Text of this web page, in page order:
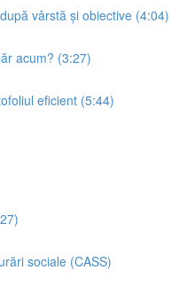
vârstă și obiective (4:04)
acum? (3:27)
eficient (5:44)
sociale (CASS)